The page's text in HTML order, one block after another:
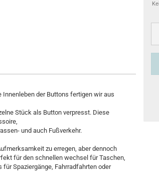
Innenleben der Buttons fertigen wir aus
Stück als Button verpresst. Diese
und auch Fußverkehr.
zu erregen, aber dennoch
für den schnellen wechsel für Taschen,
Spaziergänge, Fahrradfahrten oder